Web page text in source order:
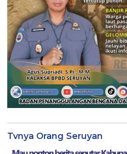
Tvnya Orang Seruyan